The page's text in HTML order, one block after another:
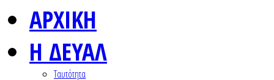
ΑΡΧΙΚΗ
Η ΔΕΥΑΛ
Ταυτότητα